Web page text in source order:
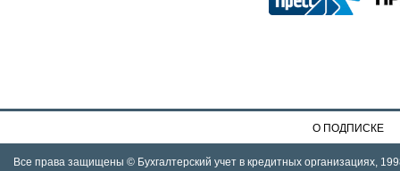
О ПОДПИСКЕ
Все права защищены © Бухгалтерский учет в кредитных организациях,